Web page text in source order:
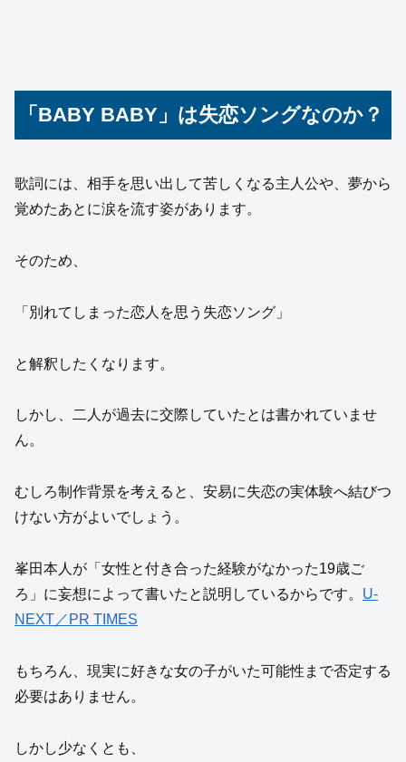
「BABY BABY」は失恋ソングなのか？
歌詞には、相手を思い出して苦しくなる主人公や、夢から
覚めたあとに涙を流す姿があります。
そのため、
「別れてしまった恋人を思う失恋ソング」
と解釈したくなります。
しかし、二人が過去に交際していたとは書かれていませ
ん。
むしろ制作背景を考えると、安易に失恋の実体験へ結びつ
けない方がよいでしょう。
峯田本人が「女性と付き合った経験がなかった19歳ご
ろ」に妄想によって書いたと説明しているからです。 U-
NEXT／PR TIMES
もちろん、現実に好きな女の子がいた可能性まで否定する
必要はありません。
しかし少なくとも、